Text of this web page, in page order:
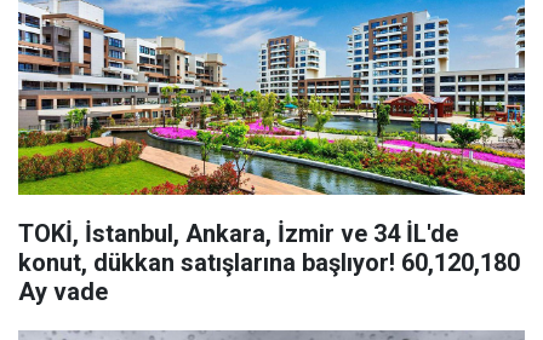
TOKİ, İstanbul, Ankara, İzmir ve 34 İL'de
konut, dükkan satışlarına başlıyor! 60,120,180
Ay vade